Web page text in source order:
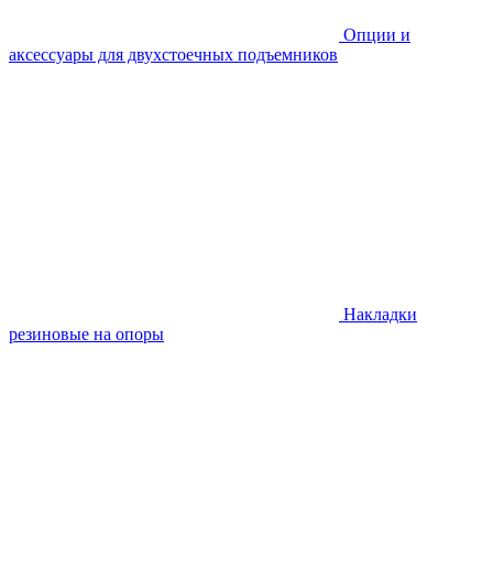
Опции и
аксессуары для двухстоечных подъемников
Накладки
резиновые на опоры